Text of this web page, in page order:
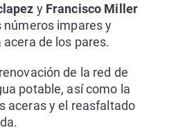
y Francisco Miller
números impares y
de los pares.
de la red de
potable, así como la
aceras y el reasfaltado